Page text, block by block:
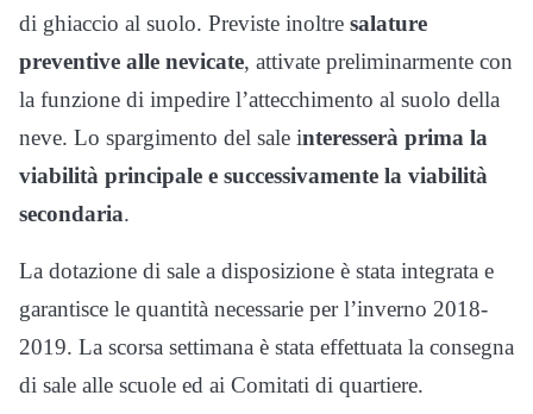
di ghiaccio al suolo. Previste inoltre salature
preventive alle nevicate, attivate preliminarmente con
la funzione di impedire l’attecchimento al suolo della
neve. Lo spargimento del sale interesserà prima la
viabilità principale e successivamente la viabilità
secondaria.
La dotazione di sale a disposizione è stata integrata e
garantisce le quantità necessarie per l’inverno 2018-
2019. La scorsa settimana è stata effettuata la consegna
di sale alle scuole ed ai Comitati di quartiere.